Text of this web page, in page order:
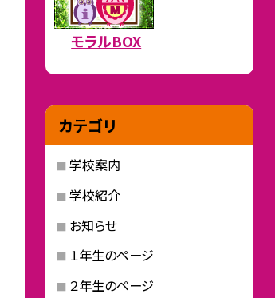
モラルBOX
カテゴリ
学校案内
学校紹介
お知らせ
１年生のページ
２年生のページ